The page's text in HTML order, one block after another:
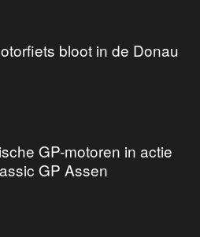
bloot in de Donau
GP-motoren in actie
GP Assen